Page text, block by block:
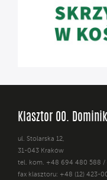
Klasztor OO.
ul. Stolarska 12,
31-043 Kraków
tel. kom. +48 694 480 588 /
fax klasztoru: +48 (12) 423-